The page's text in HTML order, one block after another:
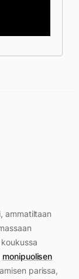
ammatiltaan
monipuolisen
parissa,